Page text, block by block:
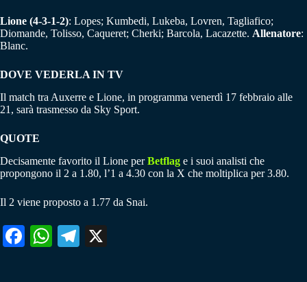
Lione (4-3-1-2): Lopes; Kumbedi, Lukeba, Lovren, Tagliafico;
Diomande, Tolisso, Caqueret; Cherki; Barcola, Lacazette. Allenatore:
Blanc.
DOVE VEDERLA IN TV
Il match tra Auxerre e Lione, in programma venerdì 17 febbraio alle
21, sarà trasmesso da Sky Sport.
QUOTE
Decisamente favorito il Lione perBetflag e i suoi analisti che
propongono il 2 a 1.80, l’1 a 4.30 con la X che moltiplica per 3.80.
Il 2 viene proposto a 1.77 da Snai.
Fa W
Te